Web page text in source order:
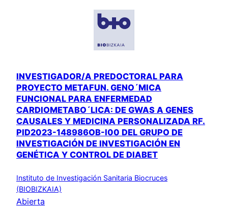
INVESTIGADOR/A PREDOCTORAL PARA
PROYECTO METAFUN. GENO´MICA
FUNCIONAL PARA ENFERMEDAD
CARDIOMETABO´LICA: DE GWAS A GENES
CAUSALES Y MEDICINA PERSONALIZADA RF.
PID2023-148986OB-I00 DEL GRUPO DE
INVESTIGACIÓN DE INVESTIGACIÓN EN
GENÉTICA Y CONTROL DE DIABET
Instituto de Investigación Sanitaria Biocruces
(BIOBIZKAIA)
Abierta